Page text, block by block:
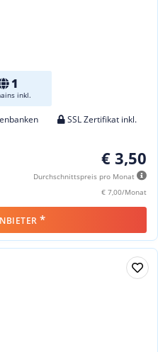
1
inkl.
SSL Zertifikat inkl.
€ 3,50
Durchschnittspreis pro Monat
€ 7,00/Monat
*